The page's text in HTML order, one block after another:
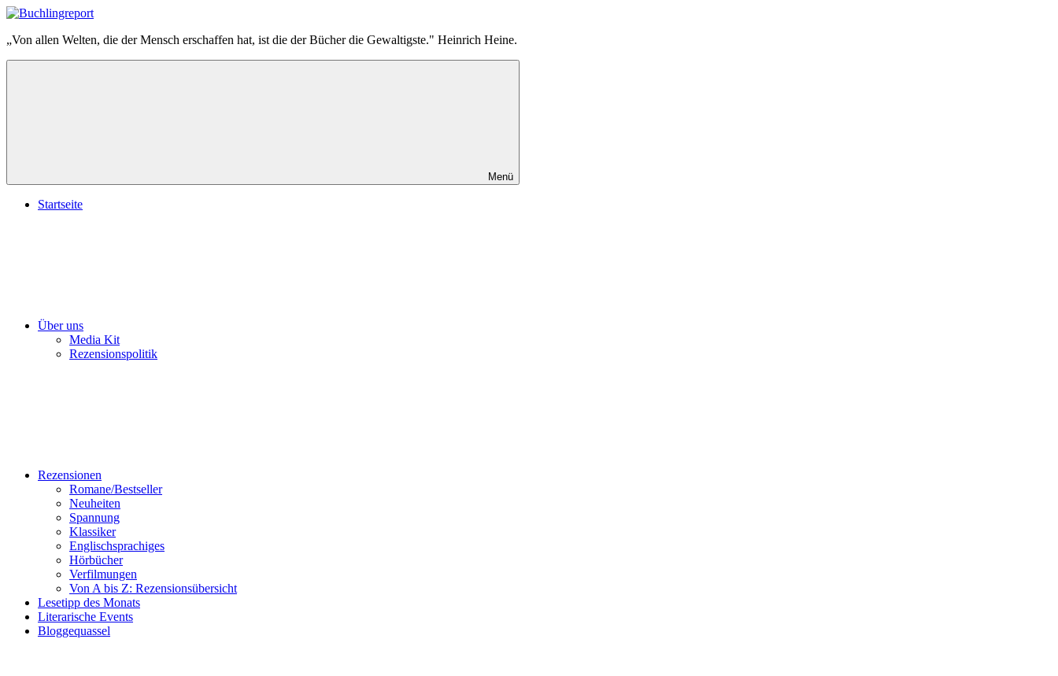
Zum
springen
Buchlingreport
„Von allen Welten, die der Mensch erschaffen hat, ist die der Bücher die Gewaltigste." Heinrich Heine.
Menü
Startseite
Über uns
Media Kit
Rezensionspolitik
Rezensionen
Romane/Bestseller
Neuheiten
Spannung
Klassiker
Englischsprachiges
Hörbücher
Verfilmungen
Von A bis Z: Rezensionsübersicht
Lesetipp des Monats
Literarische Events
Bloggequassel